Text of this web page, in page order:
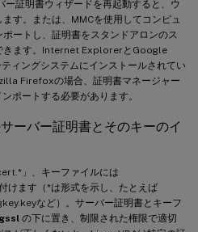
ー証明書ウィザードを再起動すると、ウ
す。または、MMCを使用してコンピュ
ートし、証明書をスタンドアロンのス
きます。Internet ExplorerとGoogle
ィングシステムにインストールされてい
Firefoxの場合、証明書マネージャー
ポートする必要があります。
ーバー証明書とそのキーのイ
」、キーファイルには
けます（*は形式を示し、たとえば
など）。サーバー証明書とキーフ
の下に置き、制限された権限で適切